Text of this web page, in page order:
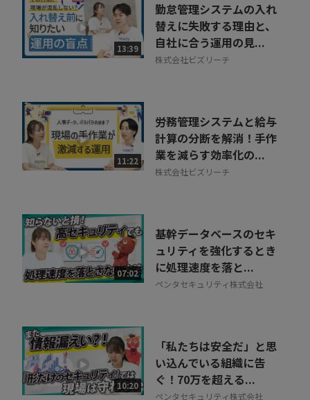
13:39
勤怠管理システムの入れ
替えに失敗する理由と、
自社に合う運用の見...
株式会社ビズリーチ
11:22
労務管理システムと給与
計算の分断を解消！手作
業を減らす効率化の...
株式会社ビズリーチ
07:02
基幹データベースのセキ
ュリティを強化するとき
に処理速度を落と...
ペンタセキュリティ株式会社
10:20
「私たちは安全だ」と思
い込んでいる組織に告
ぐ！70万を超える...
ペンタセキュリティ株式会社